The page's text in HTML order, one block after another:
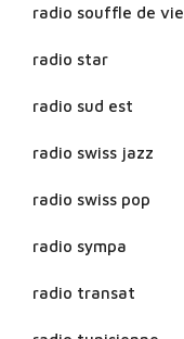
radio souffle de vie
radio star
radio sud est
radio swiss jazz
radio swiss pop
radio sympa
radio transat